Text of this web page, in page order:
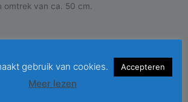
omtrek van ca. 50 cm.
gebruik van cookies. Accepteren
Meer lezen